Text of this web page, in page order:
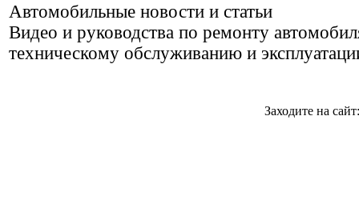
Автомобильные новости и статьи
Видео и руководства по ремонту
техническому обслуживанию и
Заходите на